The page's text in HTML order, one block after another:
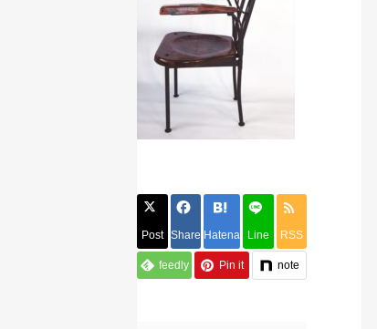
Post Share Hatena Line RSS
feedly Pin it note